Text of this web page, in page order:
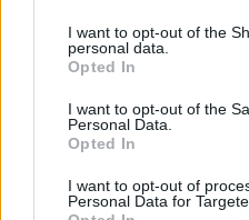
I want to opt-out of the
personal data.
Opted In
I want to opt-out of the
Personal Data.
Opted In
I want to opt-out of
Personal Data for
shuanin menjëherë
Vrasja e 20-vjeçarit në
dështuar, siguria publike
është kthyer në pasiguri